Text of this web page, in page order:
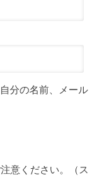
分の名前、メール
意ください。（ス